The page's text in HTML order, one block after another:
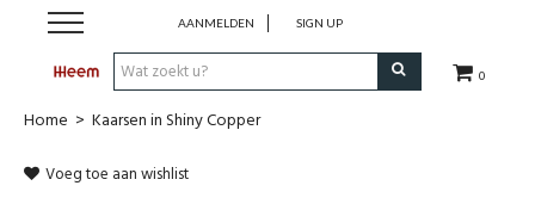
0
AANMELDEN SIGN UP
Shop
Home > Kaarsen in Shiny Copper
Voeg toe aan wishlist